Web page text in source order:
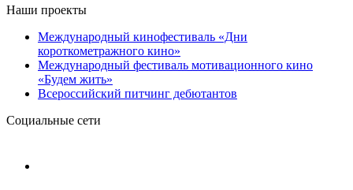
Наши проекты
Международный кинофестиваль «Дни
короткометражного кино»
Международный фестиваль мотивационного кино
«Будем жить»
Всероссийский питчинг дебютантов
Социальные сети